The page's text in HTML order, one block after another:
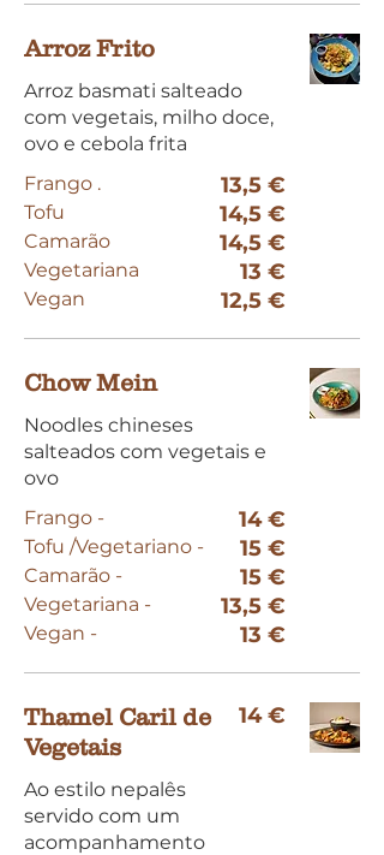
Arroz Frito
Arroz basmati salteado
com vegetais, milho doce,
ovo e cebola frita
Frango .
13,5 €
Tofu 14,5 €
Camarão 14,5 €
Vegetariana 13 €
Vegan 12,5 €
Chow Mein
Noodles chineses
salteados com vegetais e
ovo
Frango -
14 €
Tofu /Vegetariano - 15 €
Camarão - 15 €
Vegetariana - 13,5 €
Vegan - 13 €
Thamel Caril de
Vegetais
Ao estilo nepalês
servido com um
acompanhamento
14 €